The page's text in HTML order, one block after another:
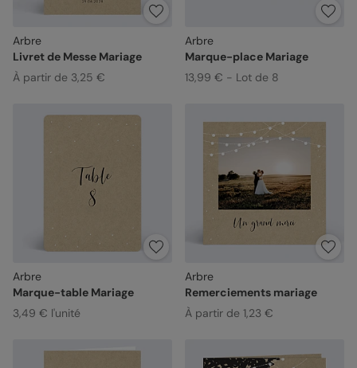
Arbre
Livret de Messe Mariage
À partir de 3,25 €
Arbre
Marque-place Mariage
13,99 € - Lot de 8
Arbre
Marque-table Mariage
3,49 € l'unité
Arbre
Remerciements mariage
À partir de 1,23 €